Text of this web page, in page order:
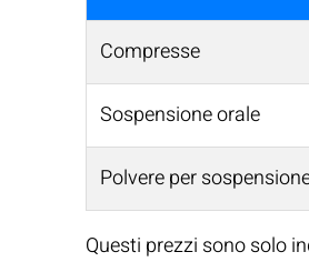
Compresse
Sospensione orale
Polvere per
Questi prezzi sono solo